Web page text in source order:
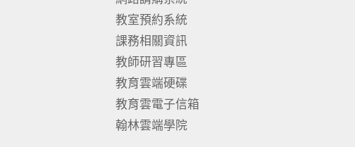
教室預約系統
課務相關資訊
教師研習專區
教育雲端硬碟
教育雲電子信箱
翰林雲端學院